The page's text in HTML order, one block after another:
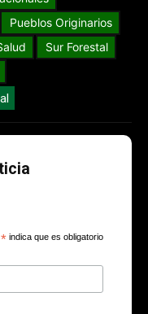
Pueblos Originarios
Sur Forestal
* indica que es obligatorio